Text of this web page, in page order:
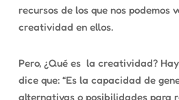
recursos de los que nos podemos
creatividad en ellos.
Pero, ¿Qué es la creatividad?
dice que: “Es la capacidad de
alternativas o posibilidades para